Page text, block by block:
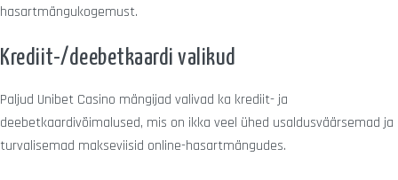
hasartmängukogemust.
Krediit-/deebetkaardi valikud
Paljud Unibet Casino mängijad valivad ka krediit- ja
deebetkaardivõimalused, mis on ikka veel ühed usaldusväärsemad ja
turvalisemad makseviisid online-hasartmängudes.